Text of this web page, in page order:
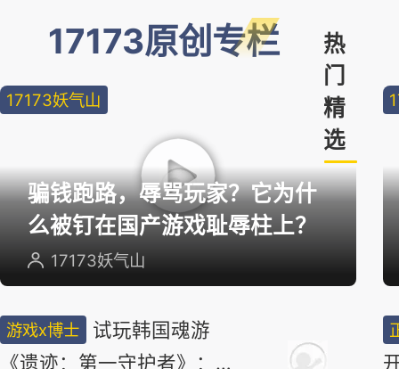
17173原创专栏
热
门
精
选
17173妖气山
骗钱跑路，辱骂玩家？它为什
么被钉在国产游戏耻辱柱上？
17173妖气山
游戏x博士
试玩韩国魂游
《遗迹：第一守护者》：求